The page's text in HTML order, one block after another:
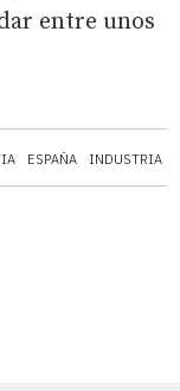
ESPAÑA INDUSTRIA
entre unos